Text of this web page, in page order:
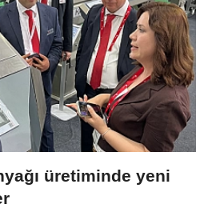
üretiminde yeni